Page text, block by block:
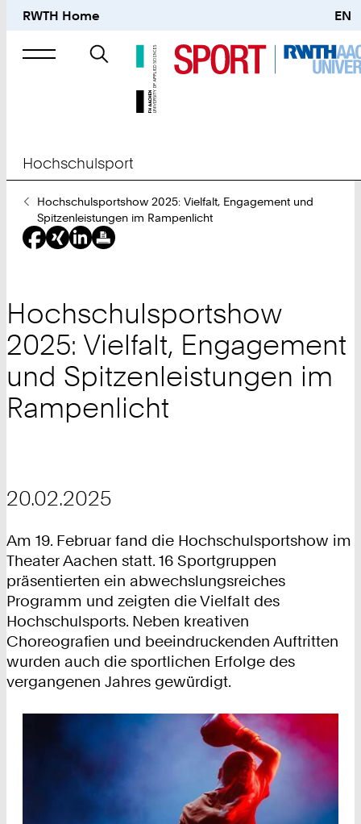
RWTH Home EN
Suche
nach
Hochschulsport
Sie
sind
hier:
Hochschulsportshow 2025: Vielfalt, Engagement und
Spitzenleistungen im Rampenlicht
Hochschulsportshow
2025: Vielfalt, Engagement
und Spitzenleistungen im
Rampenlicht
20.02.2025
Am 19. Februar fand die Hochschulsportshow im
Theater Aachen statt. 16 Sportgruppen
präsentierten ein abwechslungsreiches
Programm und zeigten die Vielfalt des
Hochschulsports. Neben kreativen
Choreografien und beeindruckenden Auftritten
wurden auch die sportlichen Erfolge des
vergangenen Jahres gewürdigt.